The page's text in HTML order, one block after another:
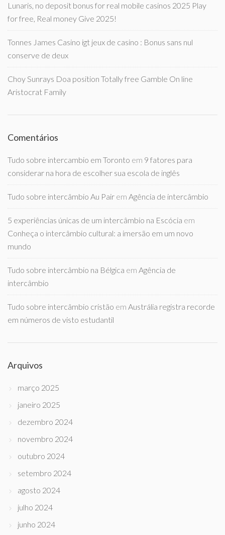
Lunaris, no deposit bonus for real mobile casinos 2025 Play
for free, Real money Give 2025!
Tonnes James Casino igt jeux de casino : Bonus sans nul
conserve de deux
Choy Sunrays Doa position Totally free Gamble On line
Aristocrat Family
Comentários
Tudo sobre intercambio em Toronto em 9 fatores para
considerar na hora de escolher sua escola de inglês
Tudo sobre intercâmbio Au Pair em Agência de intercâmbio
5 experiências únicas de um intercâmbio na Escócia em
Conheça o intercâmbio cultural: a imersão em um novo
mundo
Tudo sobre intercâmbio na Bélgica em Agência de
intercâmbio
Tudo sobre intercâmbio cristão em Austrália registra recorde
em números de visto estudantil
Arquivos
março 2025
janeiro 2025
dezembro 2024
novembro 2024
outubro 2024
setembro 2024
agosto 2024
julho 2024
junho 2024